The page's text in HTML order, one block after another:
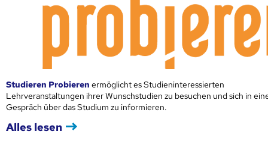
Studieren Probieren ermöglicht es Studieninteressierten
Lehrveranstaltungen ihrer Wunschstudien zu besuchen und sich in
Gespräch über das Studium zu informieren.
Alles lesen